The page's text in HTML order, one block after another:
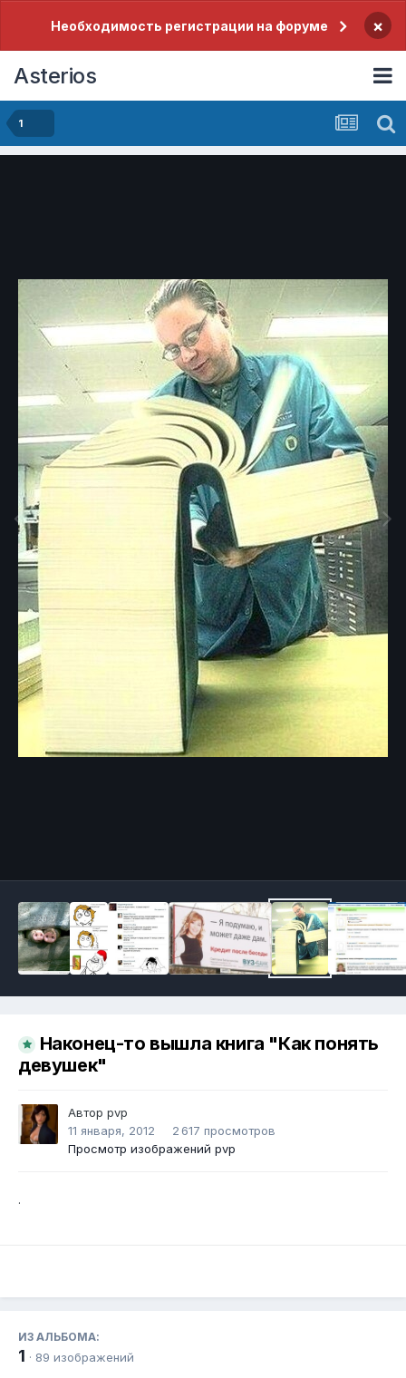
Необходимость регистрации на форуме ×
Asterios
1
Наконец-то вышла книга "Как понять
девушек"
Автор pvp
11 января, 2012
2 617 просмотров
Просмотр изображений pvp
.
ИЗ АЛЬБОМА:
1 · 89 изображений